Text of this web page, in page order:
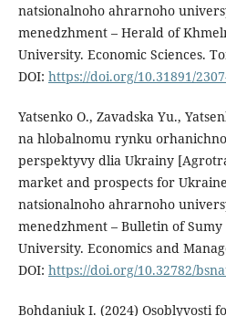
natsionalnoho ahrarnoho
menedzhment – Herald of
University. Economic Sciences.
DOI: https://doi.org/10.31891/
Yatsenko O., Zavadska Yu.,
na hlobalnomu rynku
perspektyvy dlia Ukrainy
market and prospects for
natsionalnoho ahrarnoho
menedzhment – Bulletin of
University. Economics and
DOI: https://doi.org/10.32782/
Bohdaniuk I. (2024) Osoblyvosti